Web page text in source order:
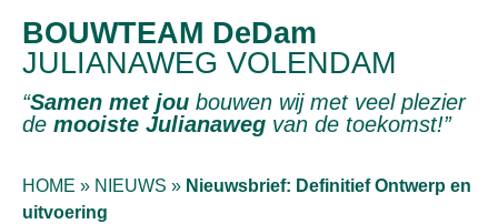
BOUWTEAM DeDam
JULIANAWEG VOLENDAM
“Samen met jou bouwen wij met veel plezier
de mooiste Julianaweg van de toekomst!”
HOME » NIEUWS » Nieuwsbrief: Definitief Ontwerp en
uitvoering